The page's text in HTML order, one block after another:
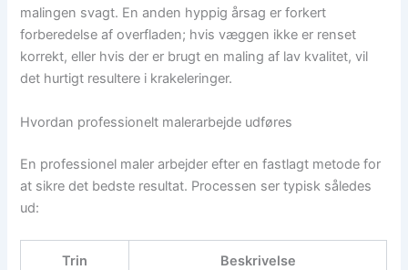
malingen svagt. En anden hyppig årsag er forkert
forberedelse af overfladen; hvis væggen ikke er renset
korrekt, eller hvis der er brugt en maling af lav kvalitet, vil
det hurtigt resultere i krakeleringer.
Hvordan professionelt malerarbejde udføres
En professionel maler arbejder efter en fastlagt metode for
at sikre det bedste resultat. Processen ser typisk således
ud:
Trin Beskrivelse